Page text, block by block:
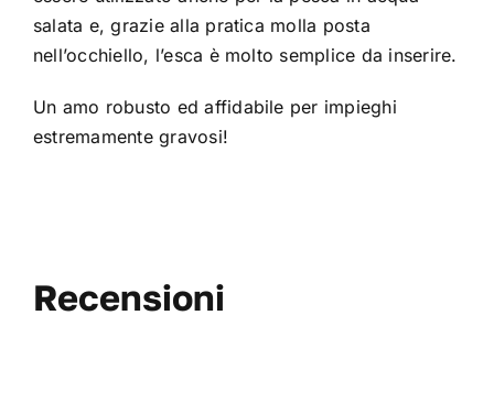
salata e, grazie alla pratica molla posta
nell’occhiello, l’esca è molto semplice da inserire.
Un amo robusto ed affidabile per impieghi
estremamente gravosi!
Recensioni